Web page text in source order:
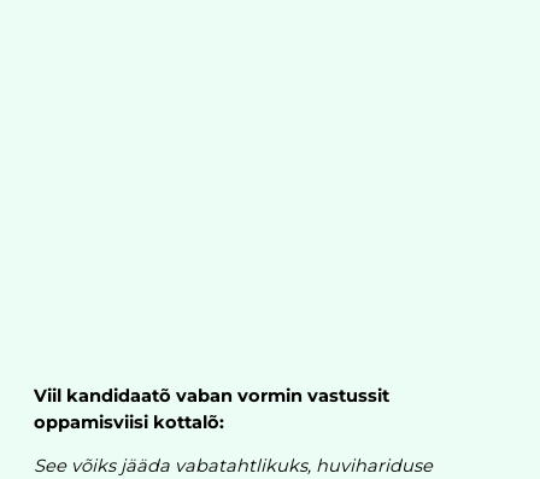
Viil kandidaatõ vaban vormin vastussit
oppamisviisi kottalõ:
See võiks jääda vabatahtlikuks, huvihariduse